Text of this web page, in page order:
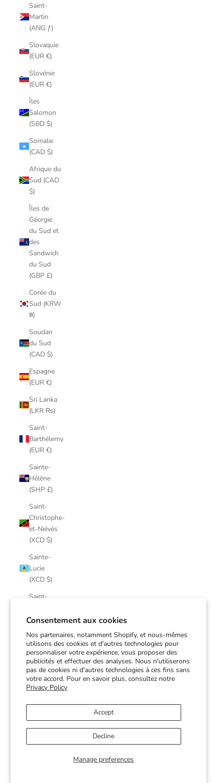
Consentement aux cookies
Nos partenaires, notamment Shopify, et nous-mêmes
utilisons des cookies et d'autres technologies pour
personnaliser votre expérience, vous proposer des
publicités et effectuer des analyses. Nous n'utiliserons
pas de cookies ni d'autres technologies à ces fins sans
votre accord. Pour en savoir plus, consultez notre
Privacy Policy
Manage preferences
Accept
Decline
Saint-
Martin
(ANG ƒ)
Slovaquie
(EUR €)
Slovénie
(EUR €)
Îles
Salomon
(SBD $)
Somalie
(CAD $)
Afrique du
Sud (CAD
$)
Îles de
Géorgie
du Sud et
des
Sandwich
du Sud
(GBP £)
Corée du
Sud (KRW
₩)
Soudan
du Sud
(CAD $)
Espagne
(EUR €)
Sri Lanka
(LKR ₨)
Saint-
Barthélemy
(EUR €)
Sainte-
Hélène
(SHP £)
Saint-
Christophe-
et-Niévès
(XCD $)
Sainte-
Lucie
(XCD $)
Saint-
(EUR €)
Saint-
Pierre-et-
Miquelon
(EUR €)
Saint-
Grenadines
(XCD $)